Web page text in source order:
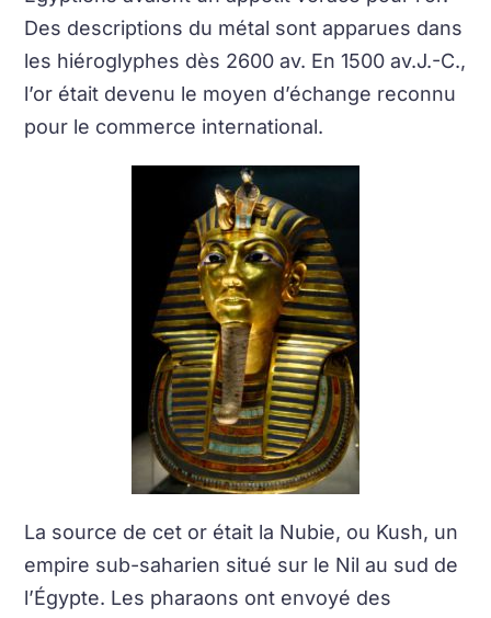
Des descriptions du métal sont apparues dans
les hiéroglyphes dès 2600 av. En 1500 av.J.-C.,
l’or était devenu le moyen d’échange reconnu
pour le commerce international.
La source de cet or était la Nubie, ou Kush, un
empire sub-saharien situé sur le Nil au sud de
l’Égypte. Les pharaons ont envoyé des